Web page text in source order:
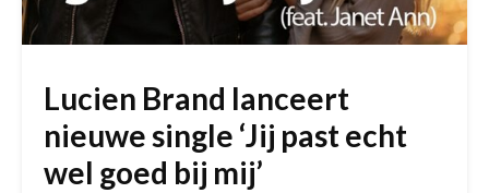
Lucien Brand lanceert
nieuwe single ‘Jij past echt
wel goed bij mij’